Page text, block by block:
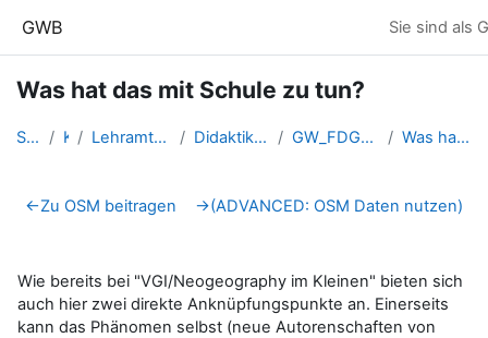
GWB Sie sind als
Was hat das mit Schule zu tun?
Startseite Kurse Lehramtsausbildung GW im Clust... Didaktik der Geo- und Wirtscha... GW_FDGeomedien_Volunteer02_OSM Was hat das mit Schule zu tun?
Abschnittsübersicht
←Zu OSM beitragen →(ADVANCED: OSM Daten nutzen)
Wie bereits bei "VGI/Neogeography im Kleinen" bieten sich
auch hier zwei direkte Anknüpfungspunkte an. Einerseits
kann das Phänomen selbst (neue Autorenschaften von